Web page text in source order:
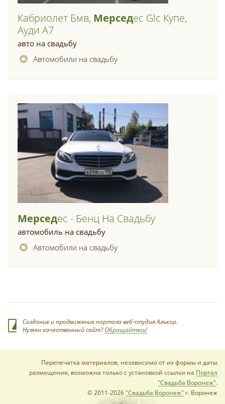
Кабриолет Бмв, МерседЕс Glc Купе,
Ауди А7
авто на свадьбу
Автомобили на свадьбу
МерседЕс - Бенц На Свадьбу
автомобиль на свадьбу
Автомобили на свадьбу
Создание и продвижение портала веб-студия Алькор.
Нужен качественный сайт?Обращайтесь!
Перепечатка материалов, независимо от их формы и даты
размещения, возможна только с установкой ссылки на Портал
"Свадьба Воронеж".
© 2011-2026"Свадьба Воронеж" г. Воронеж